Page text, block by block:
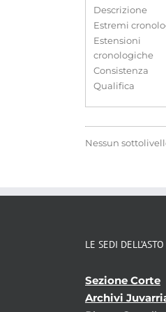
Descrizione
Estremi
Estensioni
cronologiche
Consistenza
Qualifica
Nessun
LE SEDI DELL’ASTO
Sezione Corte
Archivi